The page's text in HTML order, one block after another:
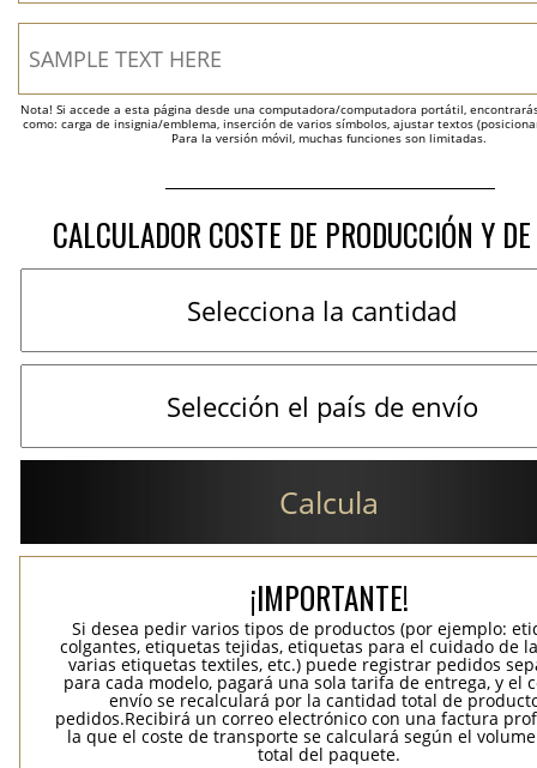
Nota! Si accede a esta página desde una computadora/computadora portátil,
como: carga de insignia/emblema, inserción de varios símbolos, ajustar textos
Para la versión móvil, muchas funciones son limitadas.
CALCULADOR COSTE DE PRODUCCIÓN Y
Calcula
¡IMPORTANTE!
Si desea pedir varios tipos de productos (por ejemplo:
colgantes, etiquetas tejidas, etiquetas para el cuidado de
varias etiquetas textiles, etc.) puede registrar pedidos
para cada modelo, pagará una sola tarifa de entrega, y el
envío se recalculará por la cantidad total de
pedidos.Recibirá un correo electrónico con una factura
la que el coste de transporte se calculará según el
total del paquete.